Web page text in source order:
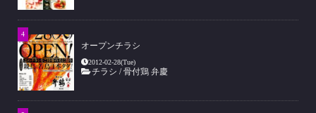
オープンチラシ
2012-02-28(Tue)
チラシ /骨付鶏 弁慶